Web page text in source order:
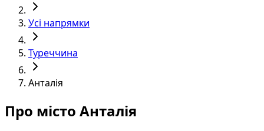
Усі напрямки
Туреччина
Анталія
Про місто Анталія